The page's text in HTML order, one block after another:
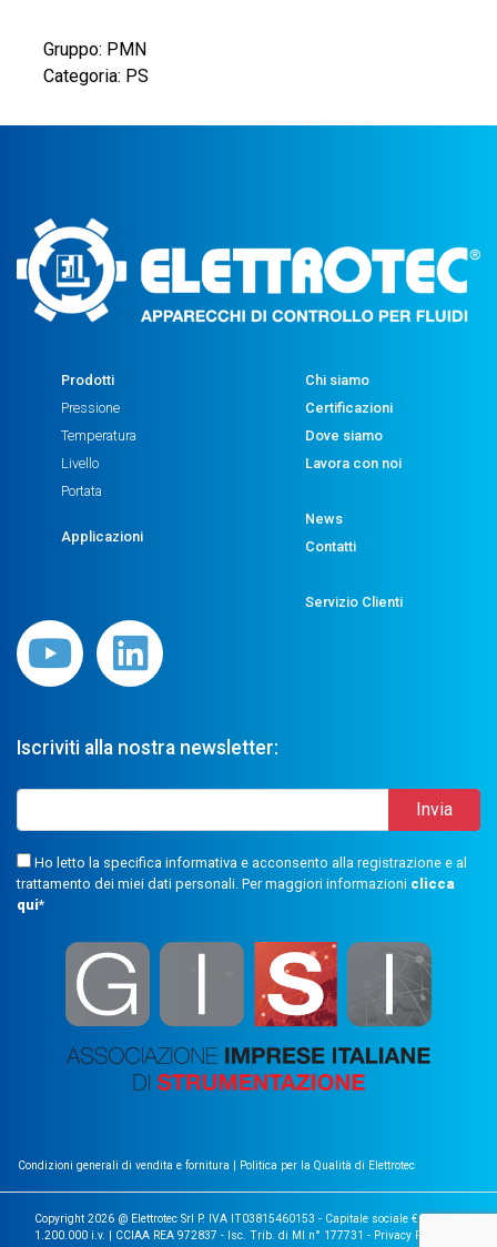
-
CONTATTO
Gruppo: PMN
Categoria: PS
Prodotti
Pressione
Temperatura
Livello
Portata
Applicazioni
Chi siamo
Certificazioni
Dove siamo
Lavora con noi
News
Contatti
Servizio Clienti
Iscriviti alla nostra newsletter:
Ho letto la specifica informativa e acconsento alla registrazione e al
trattamento dei miei dati personali. Per maggiori informazioni clicca
qui*
Condizioni generali di vendita e fornitura Politica per la Qualità di Elettrotec
Copyright 2026 @ Elettrotec Srl P. IVA IT03815460153 - Capitale sociale €
1.200.000 i.v. | CCIAA REA 972837 - Isc. Trib. di MI n° 177731 - Privacy Policy